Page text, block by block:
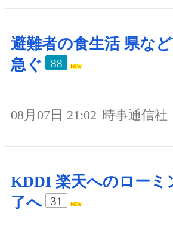
避難者の食生活 県な
急ぐ
88
08月07日 21:02 時事通信社
KDDI 楽天へのローミ
了へ
31